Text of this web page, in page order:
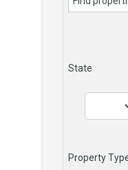
State
Property